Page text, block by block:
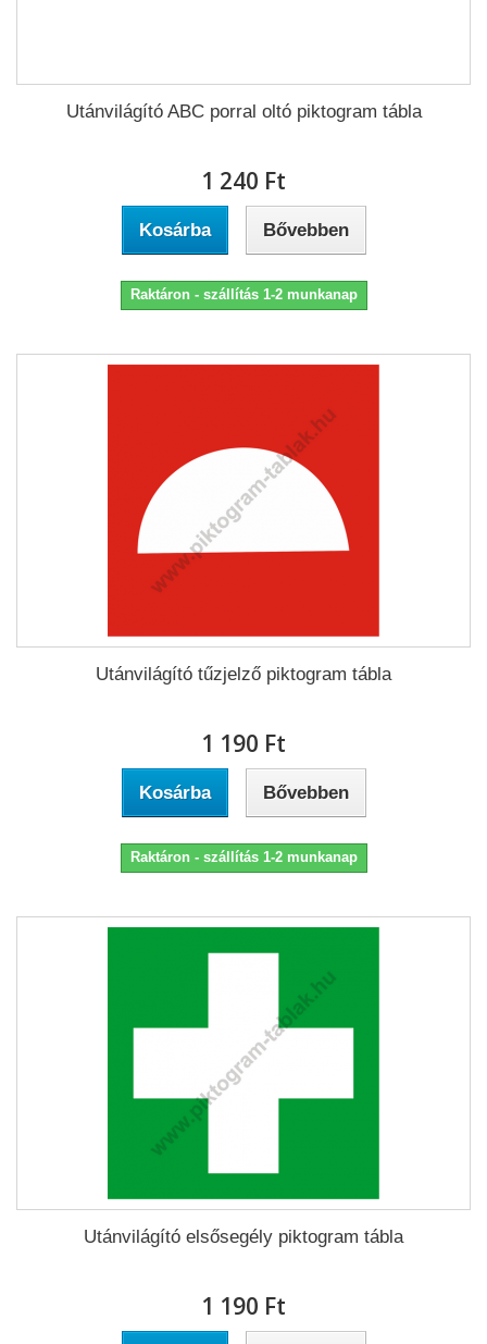
Utánvilágító ABC porral oltó piktogram tábla
1 240 Ft‎
Kosárba Bővebben
Raktáron - szállítás 1-2 munkanap
Utánvilágító tűzjelző piktogram tábla
1 190 Ft‎
Kosárba Bővebben
Raktáron - szállítás 1-2 munkanap
Utánvilágító elsősegély piktogram tábla
1 190 Ft‎